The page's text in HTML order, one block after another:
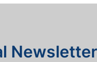
Newsletter